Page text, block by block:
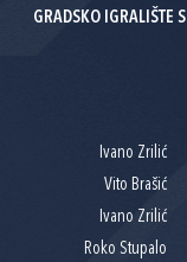
GRADSKO IGRALIŠTE
Ivano Zrilić
Vito Brašić
Ivano Zrilić
Roko Stupalo